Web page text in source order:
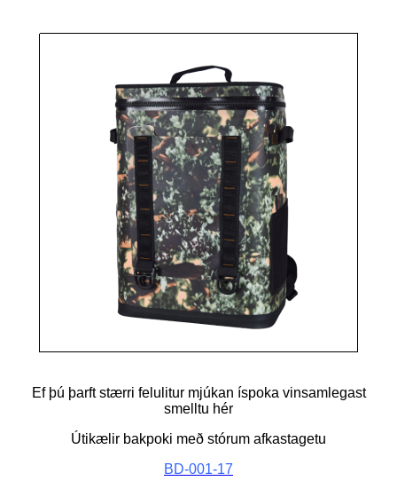
Ef þú þarft stærri felulitur mjúkan íspoka vinsamlegast
smelltu hér
Útikælir bakpoki með stórum afkastagetu
BD-001-17